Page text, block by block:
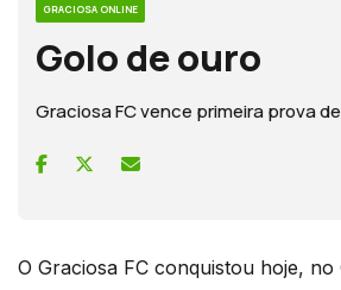
GRACIOSA ONLINE
Golo de ouro
Graciosa FC vence primeira prova
O Graciosa FC conquistou hoje,